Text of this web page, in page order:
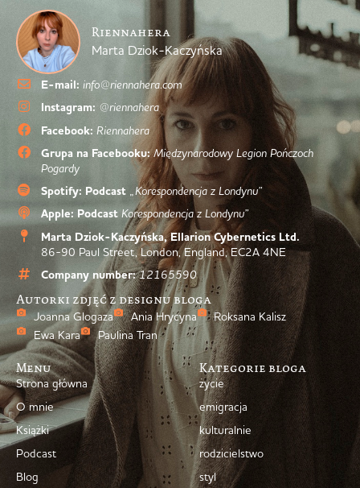
Riennahera
Marta Dziok-Kaczyńska
E-mail: info@riennahera.com
Instagram: @riennahera
Facebook: Riennahera
Grupa na Facebooku: Międzynarodowy Legion Pończoch
Pogardy
Spotify: Podcast „Korespondencja z Londynu”
Apple: Podcast Korespondencja z Londynu”
Marta Dziok-Kaczyńska, Ellarion Cybernetics Ltd.
86-90 Paul Street, London, England, EC2A 4NE
Company number: 12165590
Autorki zdjęć z designu bloga
Joanna Glogaza Ania Hrycyna
Roksana Kalisz
Ewa Kara
Paulina Tran
Menu
Strona główna
O mnie
Książki
Podcast
Blog
Kategorie bloga
życie
emigracja
kulturalnie
rodzicielstwo
styl